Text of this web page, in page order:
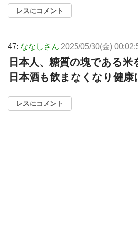
レスにコメント
47: ななしさん 2025/05/30(金)
日本人、糖質の塊である米
日本酒も飲まなくなり健康
レスにコメント